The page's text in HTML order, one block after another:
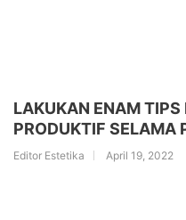
LAKUKAN ENAM TIPS
PRODUKTIF SELAMA
Editor Estetika April 19, 2022